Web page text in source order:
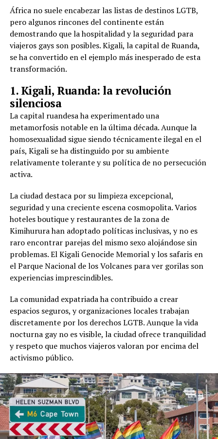
África no suele encabezar las listas de destinos LGTB,
pero algunos rincones del continente están
demostrando que la hospitalidad y la seguridad para
viajeros gays son posibles. Kigali, la capital de Ruanda,
se ha convertido en el ejemplo más inesperado de esta
transformación.
1. Kigali, Ruanda: la revolución
silenciosa
La capital ruandesa ha experimentado una
metamorfosis notable en la última década. Aunque la
homosexualidad sigue siendo técnicamente ilegal en el
país, Kigali se ha distinguido por su ambiente
relativamente tolerante y su política de no persecución
activa.
La ciudad destaca por su limpieza excepcional,
seguridad y una creciente escena cosmopolita. Varios
hoteles boutique y restaurantes de la zona de
Kimihurura han adoptado políticas inclusivas, y no es
raro encontrar parejas del mismo sexo alojándose sin
problemas. El Kigali Genocide Memorial y los safaris en
el Parque Nacional de los Volcanes para ver gorilas son
experiencias imprescindibles.
La comunidad expatriada ha contribuido a crear
espacios seguros, y organizaciones locales trabajan
discretamente por los derechos LGTB. Aunque la vida
nocturna gay no es visible, la ciudad ofrece tranquilidad
y respeto que muchos viajeros valoran por encima del
activismo público.